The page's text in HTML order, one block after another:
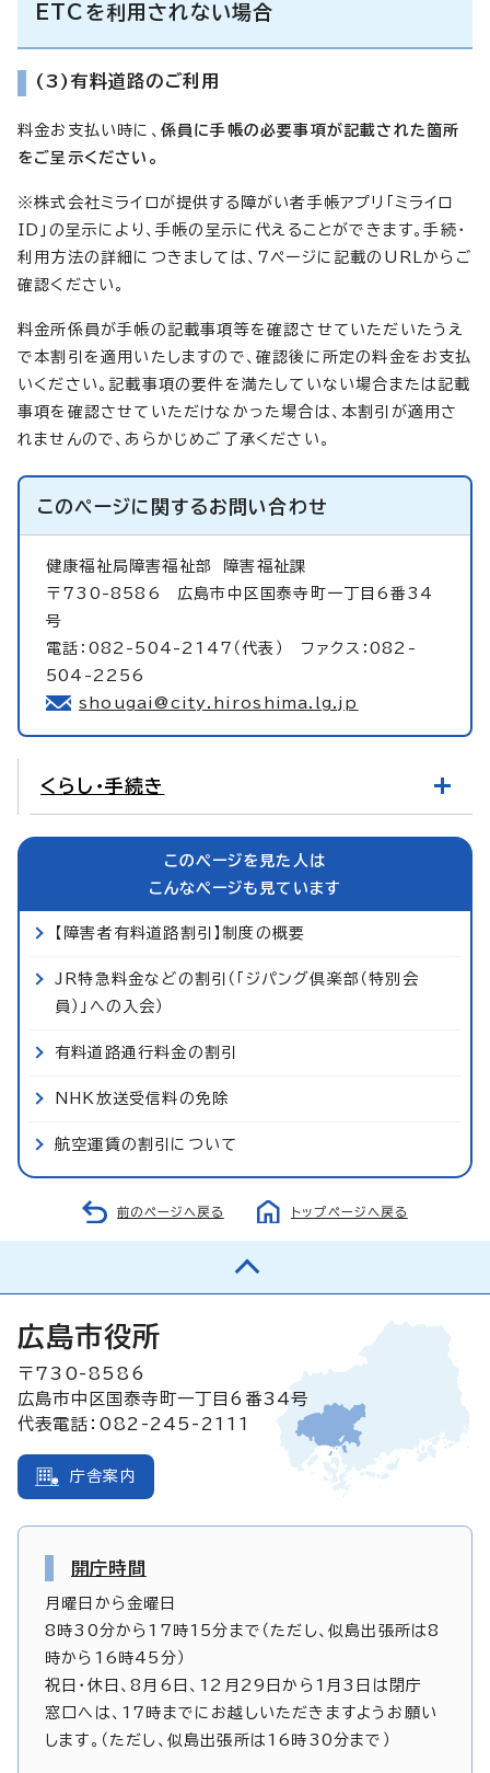
ETCを利用されない場合
(3)有料道路のご利用
料金お支払い時に、 係員に手帳の必要事項が記載された箇所
をご呈示ください。
※株式会社ミライロが提供する障がい者手帳アプリ「ミライロ
ID」の呈示により、手帳の呈示に代えることができます。手続・
利用方法の詳細につきましては、7ページに記載のURLからご
確認ください。
料金所係員が手帳の記載事項等を確認させていただいたうえ
で本割引を適用いたしますので、確認後に所定の料金をお支払
いください。記載事項の要件を満たしていない場合または記載
事項を確認させていただけなかった場合は、本割引が適用さ
れませんので、あらかじめご了承ください。
このページに関するお問い合わせ
健康福祉局障害福祉部
障害福祉課
〒730-8586 広島市中区国泰寺町一丁目6番34
号
電話：082-504-2147（代表） ファクス：082-
504-2256
shougai@city.hiroshima.lg.jp
くらし・手続き
このページを見た人は
こんなページも見ています
【障害者有料道路割引】制度の概要
JR特急料金などの割引（「ジパング倶楽部（特別会
員）」への入会）
有料道路通行料金の割引
NHK放送受信料の免除
航空運賃の割引について
前のページへ戻る トップページへ戻る
広島市役所
〒730-8586
広島市中区国泰寺町一丁目6番34号
代表電話：082-245-2111
庁舎案内
開庁時間
月曜日から金曜日
8時30分から17時15分まで（ただし、似島出張所は8
時から16時45分）
祝日・休日、8月6日、12月29日から1月3日は閉庁
窓口へは、17時までにお越しいただきますようお願い
します。（ただし、似島出張所は16時30分まで）